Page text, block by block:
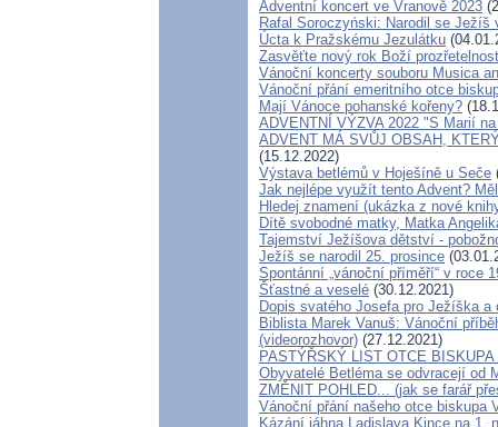
Adventní koncert ve Vranově 2023
Rafal Soroczyński: Narodil se Ježíš
Úcta k Pražskému Jezulátku
Zasvěťte nový rok Boží
Vánoční koncerty souboru Musica
Vánoční přání emeritního otce
Mají Vánoce pohanské kořeny?
ADVENTNÍ VÝZVA 2022 "S Marií
ADVENT MÁ SVŮJ OBSAH,
(15.12.2022)
Výstava betlémů v Hoješíně u Seče
Jak nejlépe využít tento Advent?
Hledej znamení (ukázka z nové
Dítě svobodné matky, Matka
Tajemství Ježíšova dětství -
Ježíš se narodil 25. prosince
Spontánní „vánoční příměří“ v roce
Šťastné a veselé (30.12.2021)
Dopis svatého Josefa pro Ježíška
Biblista Marek Vanuš: Vánoční
(videorozhovor) (27.12.2021)
PASTÝŘSKÝ LIST OTCE
Obyvatelé Betléma se odvracejí od
ZMĚNIT POHLED... (jak se farář
Vánoční přání našeho otce biskupa
Kázání jáhna Ladislava Kince na 1.